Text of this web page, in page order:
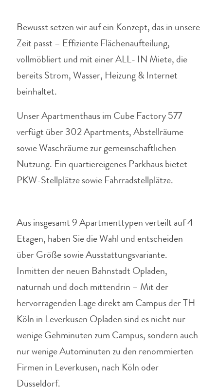
Bewusst setzen wir auf ein Konzept, das in unsere
Zeit passt – Effiziente Flächenaufteilung,
vollmöbliert und mit einer ALL- IN Miete, die
bereits Strom, Wasser, Heizung & Internet
beinhaltet.
Unser Apartmenthaus im Cube Factory 577
verfügt über 302 Apartments, Abstellräume
sowie Waschräume zur gemeinschaftlichen
Nutzung. Ein quartiereigenes Parkhaus bietet
PKW-Stellplätze sowie Fahrradstellplätze.
Aus insgesamt 9 Apartmenttypen verteilt auf 4
Etagen, haben Sie die Wahl und entscheiden
über Größe sowie Ausstattungsvariante.
Inmitten der neuen Bahnstadt Opladen,
naturnah und doch mittendrin – Mit der
hervorragenden Lage direkt am Campus der TH
Köln in Leverkusen Opladen sind es nicht nur
wenige Gehminuten zum Campus, sondern auch
nur wenige Autominuten zu den renommierten
Firmen in Leverkusen, nach Köln oder
Düsseldorf.